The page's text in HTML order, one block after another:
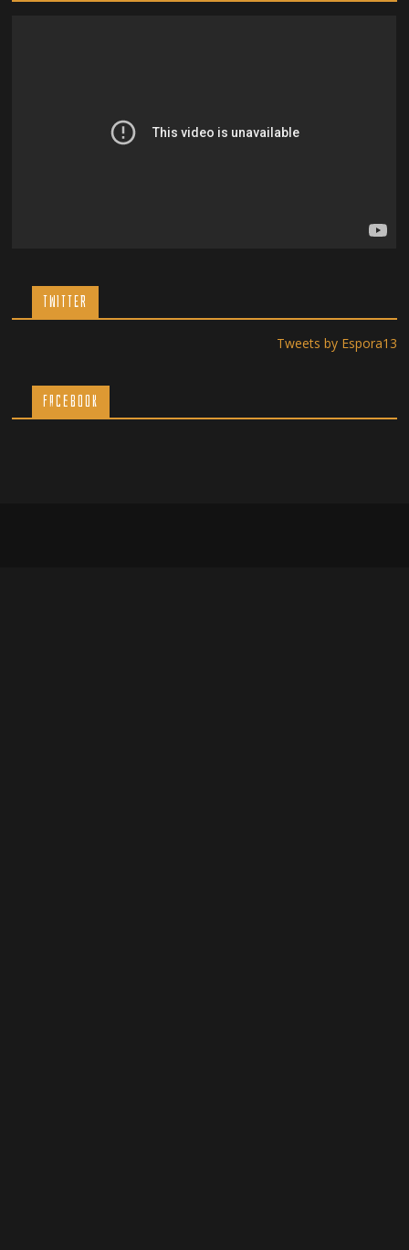
TWITTER
Tweets by Espora13
Facebook